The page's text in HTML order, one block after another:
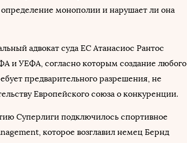
монополии и нарушает ли она
адвокат суда ЕС Атанасиос Рантос
и УЕФА, согласно которым создание любого
предварительного разрешения, не
Европейского союза о конкуренции.
Суперлиги подключилось спортивное
которое возглавил немец Бернд